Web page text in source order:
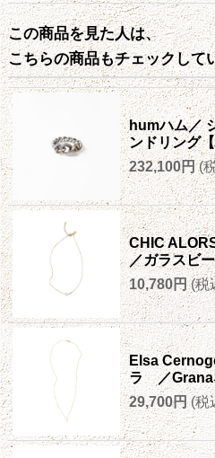
この商品を見た人は、
こちらの商品もチェックして
humハム／
ンドリング
232,100円 (
CHIC
／ガラスビ
10,780円 (税
Elsa
ラ ／Grana
29,700円 (税